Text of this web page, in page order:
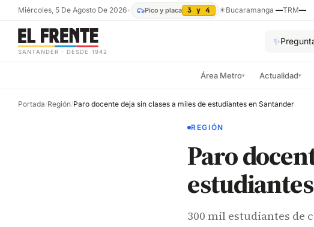
Miércoles, 5 De Agosto De 2026• Pico y placa 3 y 4 ☀Bucaramanga —TRM—
SANTANDER · DESDE 1942
✨
Área Metro▾ Actualidad▾
Portada/Región/Paro docente deja sin clases a miles de estudiantes en Santander
REGIÓN
Paro
300 mil estudiantes de